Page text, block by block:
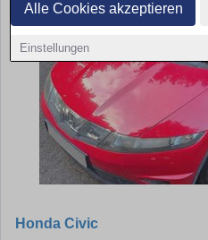
Alle Cookies akzeptieren
Einstellungen
Honda Civic